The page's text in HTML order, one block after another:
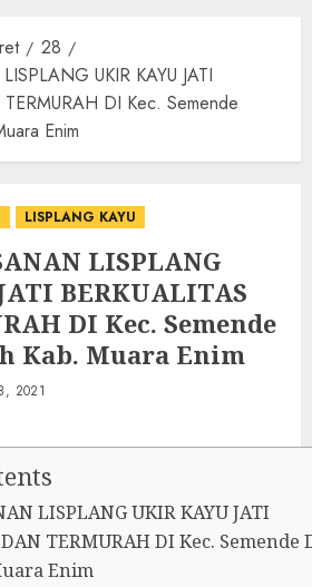
28
UKIR KAYU JATI
DI Kec. Semende
Enim
LISPLANG KAYU
LISPLANG
BERKUALITAS
DI Kec. Semende
Kab. Muara Enim
2021
LISPLANG UKIR KAYU JATI
TERMURAH DI Kec. Semende
Enim